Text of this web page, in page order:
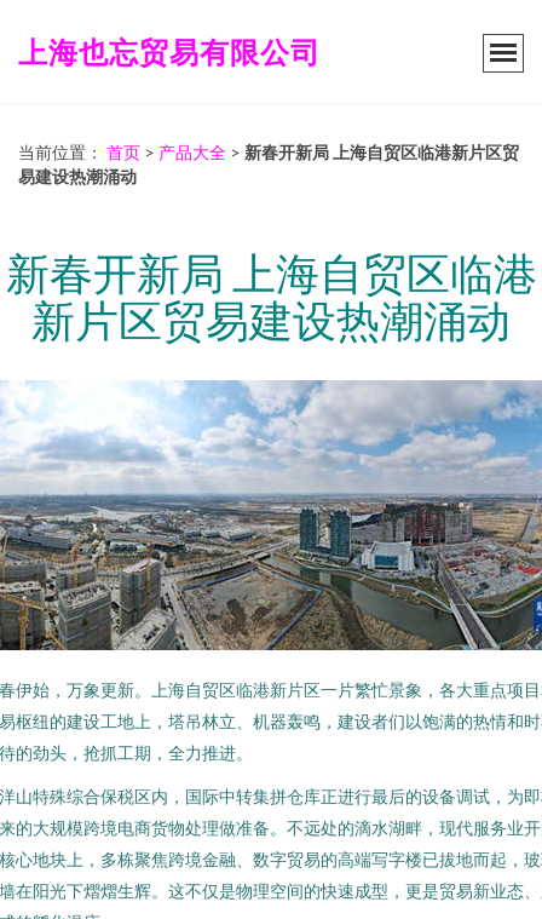
上海也忘贸易有限公司
当前位置： 首页 > 产品大全 > 新春开新局 上海自贸区临港新片区贸
易建设热潮涌动
新春开新局 上海自贸区临港
新片区贸易建设热潮涌动
伊始，万象更新。上海自贸区临港新片区一片繁忙景象，各大重点项
枢纽的建设工地上，塔吊林立、机器轰鸣，建设者们以饱满的热情和
的劲头，抢抓工期，全力推进。
山特殊综合保税区内，国际中转集拼仓库正进行最后的设备调试，为
的大规模跨境电商货物处理做准备。不远处的滴水湖畔，现代服务业
心地块上，多栋聚焦跨境金融、数字贸易的高端写字楼已拔地而起，
在阳光下熠熠生辉。这不仅是物理空间的快速成型，更是贸易新业态